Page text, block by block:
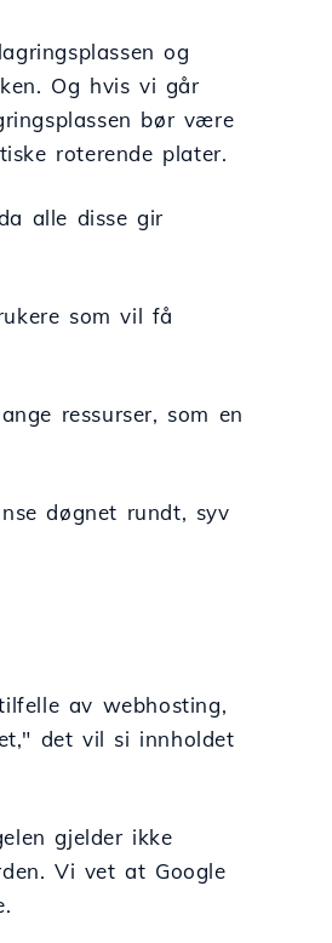
og
Og hvis vi går
bør være
roterende plater.
alle disse gir
som vil få
ressurser, som en
døgnet rundt, syv
av webhosting,
det vil si innholdet
gjelder ikke
Vi vet at Google